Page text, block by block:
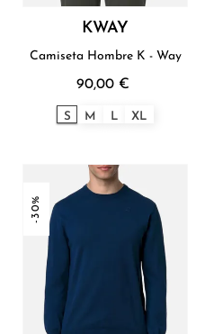
KWAY
Camiseta Hombre K - Way
90,00 €
S M L XL
-30%